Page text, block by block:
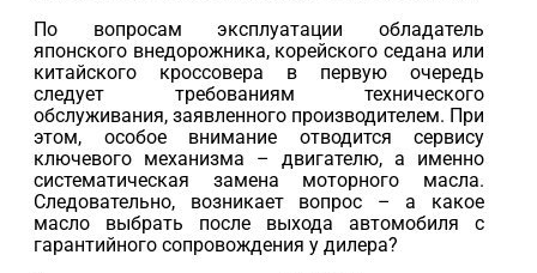
По вопросам эксплуатации обладатель
японского внедорожника, корейского седана или
китайского кроссовера в первую очередь
следует требованиям технического
обслуживания, заявленного производителем. При
этом, особое внимание отводится сервису
ключевого механизма – двигателю, а именно
систематическая замена моторного масла.
Следовательно, возникает вопрос – а какое
масло выбрать после выхода автомобиля с
гарантийного сопровождения у дилера?